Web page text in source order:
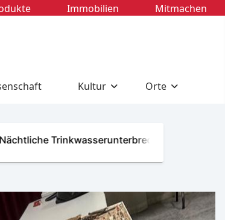
Immobilien Mitmachen
Kultur Orte
Trinkwasserunterbrech…